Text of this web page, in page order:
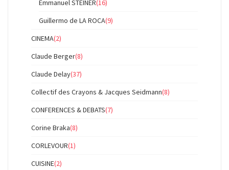
Emmanuel STEINER(16)
Guillermo de LA ROCA(9)
CINEMA(2)
Claude Berger(8)
Claude Delay(37)
Collectif des Crayons & Jacques Seidmann(8)
CONFERENCES & DEBATS(7)
Corine Braka(8)
CORLEVOUR(1)
CUISINE(2)